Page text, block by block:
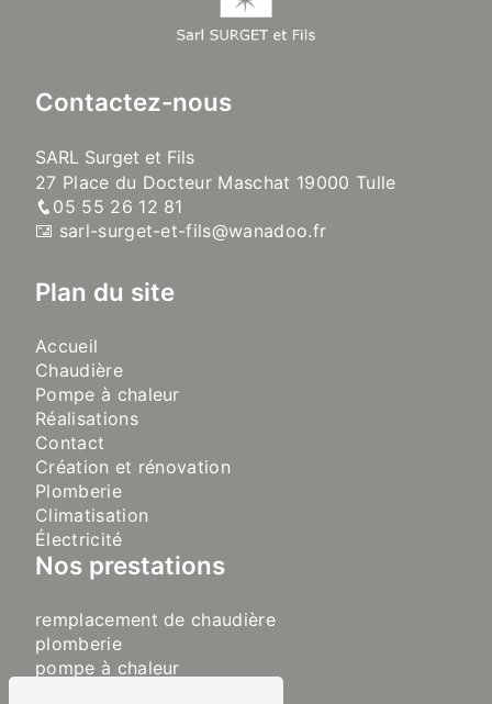
Contactez-nous
SARL Surget et Fils
27 Place du Docteur Maschat 19000 Tulle
05 55 26 12 81
sarl-surget-et-fils@wanadoo.fr
Plan du site
Accueil
Chaudière
Pompe à chaleur
Réalisations
Contact
Création et rénovation
Plomberie
Climatisation
Électricité
Nos prestations
remplacement de chaudière
plomberie
pompe à chaleur